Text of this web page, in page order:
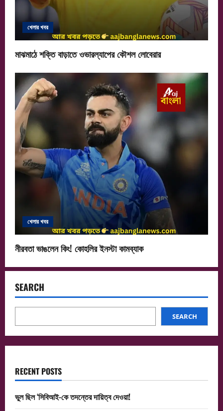
খেলার খবর
মাঝমাঠে শক্তি বাড়াতে ওভারল্যাপের কৌশল লোবেরার
খেলার খবর
নীরবতা ভাঙলেন কিং! কোহলির ইনস্টা কামব্যাক
SEARCH
SEARCH
RECENT POSTS
ভুল ছিল ‘সিবিআই-কে তদন্তের দায়িত্ব দেওয়া!